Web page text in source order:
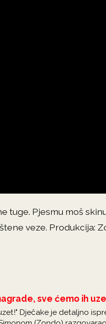
tuge. Pjesmu moš
veze. Produkcija:
sve ćemo ih
Dječake je detaljno